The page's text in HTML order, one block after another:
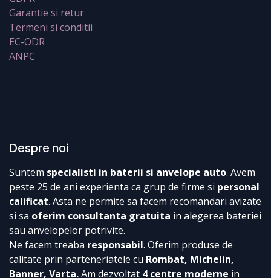
Garantie si retur
Termeni si conditii
EC-ODR
ANPC
Despre noi
Suntem specialisti in baterii si anvelope auto. Avem
peste 25 de ani experienta ca grup de firme si personal
calificat. Asta ne permite sa facem recomandari avizate
si sa oferim consultanta gratuita in alegerea bateriei
sau anvelopelor potrivite.
Ne facem treaba responsabil. Oferim produse de
calitate prin parteneriatele cu Rombat, Michelin,
Banner, Varta.Am dezvoltat 4 centre moderne in